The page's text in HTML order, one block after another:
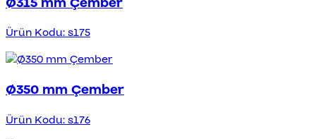
Ürün Kodu: s175
Ø350 mm Çember
Ürün Kodu: s176